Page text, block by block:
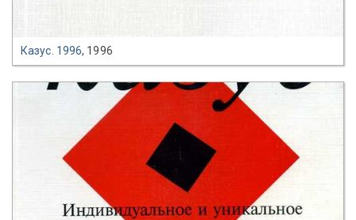
Казус. 1996, 1996